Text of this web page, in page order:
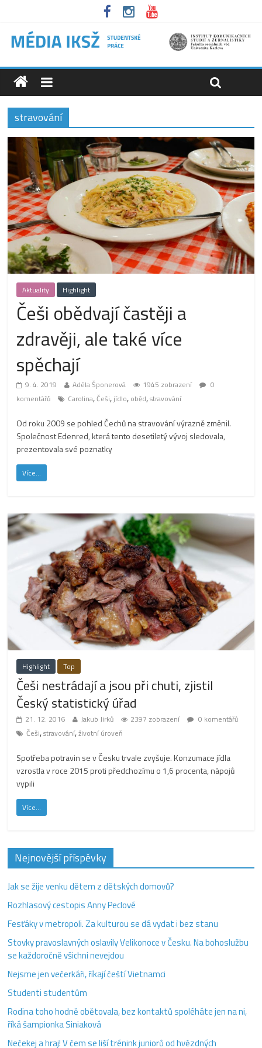
stravování
Aktuality Highlight
Češi obědvají častěji a
zdravěji, ale také více
spěchají
9. 4. 2019 Adéla Šponerová 1945 zobrazení
0
komentářů
Carolina,Češi, jídlo, oběd,stravování
Od roku 2009 se pohled Čechů na stravování výrazně změnil.
Společnost Edenred, která tento desetiletý vývoj sledovala,
prezentovala své poznatky
Více...
Highlight Top
Češi nestrádají a jsou při chuti, zjistil
Český statistický úřad
21. 12. 2016 Jakub Jirků 2397 zobrazení
0 komentářů
Češi,stravování,životní úroveň
Spotřeba potravin se v Česku trvale zvyšuje. Konzumace jídla
vzrostla v roce 2015 proti předchozímu o 1,6 procenta, nápojů
vypili
Více...
Nejnovější příspěvky
Jak se žije venku dětem z dětských domovů?
Rozhlasový cestopis Anny Peclové
Fesťáky v metropoli. Za kulturou se dá vydat i bez stanu
Stovky pravoslavných oslavily Velikonoce v Česku. Na bohoslužbu
se každoročně všichni nevejdou
Nejsme jen večerkáři, říkají čeští Vietnamci
Studenti studentům
Rodina toho hodně obětovala, bez kontaktů spoléháte jen na ni,
říká šampionka Siniaková
Nečekej a hraj! V čem se liší trénink juniorů od hvězdných